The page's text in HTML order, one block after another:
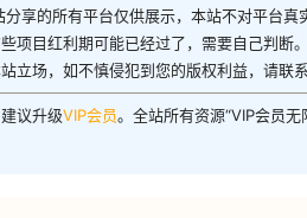
享的所有平台仅供展示，本站不对平台
项目红利期可能已经过了，需要自己判
立场，如不慎侵犯到您的版权利益，请联
议升级VIP会员。全站所有资源“VIP会员